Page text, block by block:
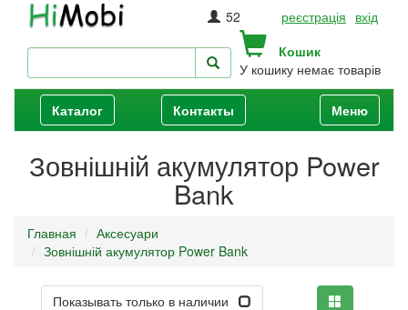
Кошик
У кошику немає товарів
52 реєстрація вхід
Каталог Контакты Меню
Зовнішній акумулятор Power
Bank
Главная
Аксесуари
Зовнішній акумулятор Power Bank
Показывать только в наличии